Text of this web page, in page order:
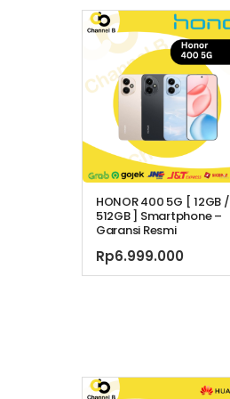
HONOR 400 5G [ 12GB /
512GB ] Smartphone –
Garansi Resmi
Rp6.999.000